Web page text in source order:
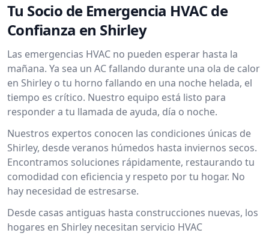
Tu Socio de Emergencia HVAC de
Confianza en Shirley
Las emergencias HVAC no pueden esperar hasta la
mañana. Ya sea un AC fallando durante una ola de calor
en Shirley o tu horno fallando en una noche helada, el
tiempo es crítico. Nuestro equipo está listo para
responder a tu llamada de ayuda, día o noche.
Nuestros expertos conocen las condiciones únicas de
Shirley, desde veranos húmedos hasta inviernos secos.
Encontramos soluciones rápidamente, restaurando tu
comodidad con eficiencia y respeto por tu hogar. No
hay necesidad de estresarse.
Desde casas antiguas hasta construcciones nuevas, los
hogares en Shirley necesitan servicio HVAC